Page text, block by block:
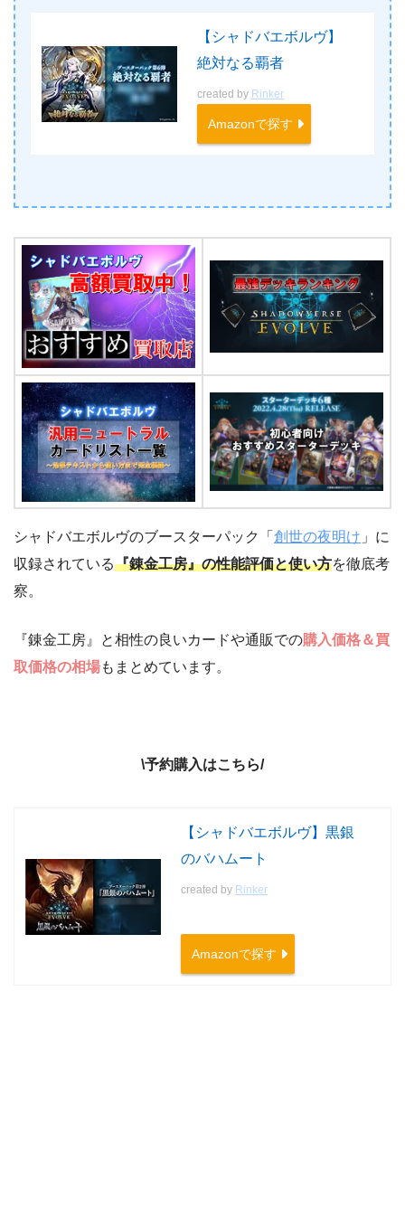
【シャドバエボルヴ】
絶対なる覇者
created by Rinker
Amazonで探す
シャドバエボルヴのブースターパック「 創世の夜明け 」に
収録されている『錬金工房』の性能評価と使い方を徹底考
察。
『錬金工房』と相性の良いカードや通販での購入価格＆買
取価格の相場もまとめています。
\予約購入はこちら/
【シャドバエボルヴ】黒銀
のバハムート
created by Rinker
Amazonで探す